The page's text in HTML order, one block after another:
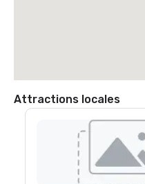
Attractions locales